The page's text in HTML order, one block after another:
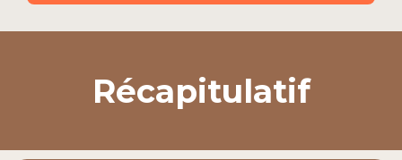
Récapitulatif